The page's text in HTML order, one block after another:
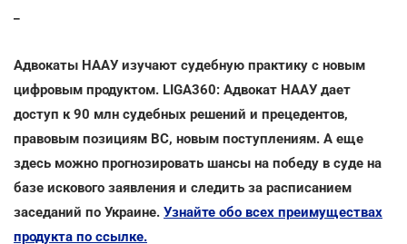
Адвокаты НААУ изучают судебную практику с новым
цифровым продуктом. LIGA360: Адвокат НААУ дает
доступ к 90 млн судебных решений и прецедентов,
правовым позициям ВС, новым поступлениям. А еще
здесь можно прогнозировать шансы на победу в суде на
базе искового заявления и следить за расписанием
заседаний по Украине. Узнайте обо всех преимуществах
продукта по ссылке.